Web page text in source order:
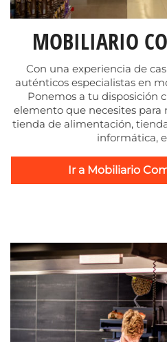
MOBILIARIO
Con una experiencia de
auténticos especialistas en
Ponemos a tu disposición
elemento que necesites para
tienda de alimentación,
informática,
Ir a Mobiliario